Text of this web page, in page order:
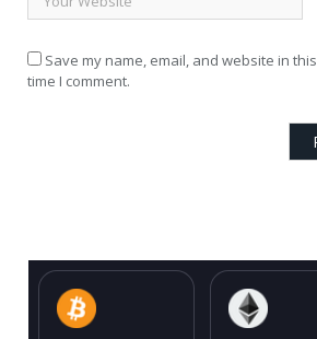
Save my name, email, and website in
time I comment.